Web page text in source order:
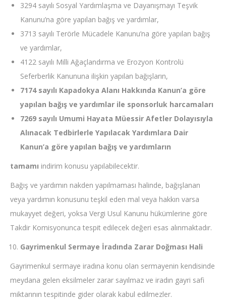
3294 sayılı Sosyal Yardımlaşma ve Dayanışmayı Teşvik
Kanunu’na göre yapılan bağış ve yardımlar,
3713 sayılı Terörle Mücadele Kanunu’na göre yapılan bağış
ve yardımlar,
4122 sayılı Milli Ağaçlandırma ve Erozyon Kontrolü
Seferberlik Kanununa ilişkin yapılan bağışların,
7174 sayılı Kapadokya Alanı Hakkında Kanun’a göre
yapılan bağış ve yardımlar ile sponsorluk harcamaları
7269 sayılı Umumi Hayata Müessir Afetler Dolayısıyla
Alınacak Tedbirlerle Yapılacak Yardımlara Dair
Kanun’a göre yapılan bağış ve yardımların
tamamı indirim konusu yapılabilecektir.
Bağış ve yardımın nakden yapılmaması halinde, bağışlanan
veya yardımın konusunu teşkil eden mal veya hakkın varsa
mukayyet değeri, yoksa Vergi Usul Kanunu hükümlerine göre
Takdir Komisyonunca tespit edilecek değeri esas alınmaktadır.
Gayrimenkul Sermaye İradında Zarar Doğması Hali
Gayrimenkul sermaye iradına konu olan sermayenin kendisinde
meydana gelen eksilmeler zarar sayılmaz ve iradın gayri safi
miktarının tespitinde gider olarak kabul edilmezler.